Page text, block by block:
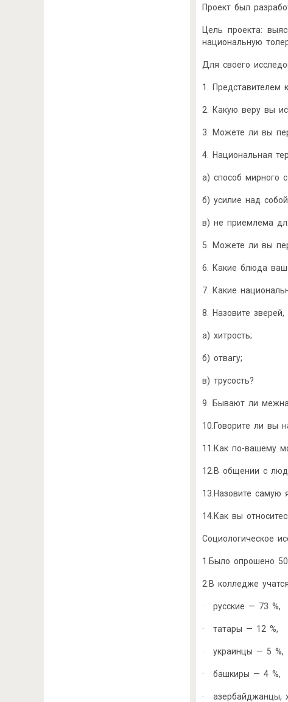
Проект был
Цель проекта:
национальную
Для своего
1. Представителем
2. Какую веру вы
3. Можете ли вы
4. Национальная
а) способ мирного
б) усилие над
в) не приемлема
5. Можете ли вы
6. Какие блюда
7. Какие
8. Назовите
а) хитрость;
б) отвагу;
в) трусость?
9. Бывают ли
10.Говорите ли вы
11.Как по-вашему
12.В общении с
13.Назовите самую
14.Как вы
Социологическое
1.Было опрошено
2.В колледже
· русские — 73 %,
· татары — 12 %,
· украинцы — 5 %,
· башкиры — 4 %,
· азербайджанцы,